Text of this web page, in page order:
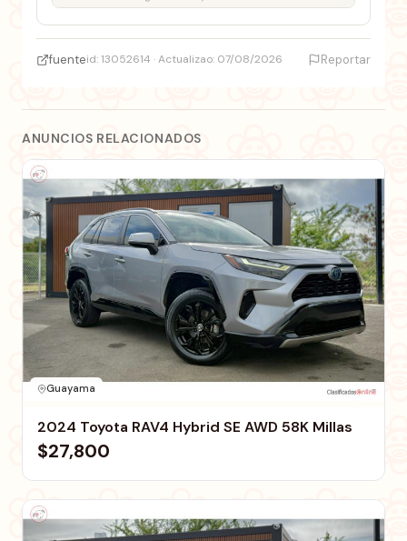
fuenteid: 13052614 · Actualizao: 07/08/2026 Reportar
ANUNCIOS RELACIONADOS
Guayama
2024 Toyota RAV4 Hybrid SE AWD 58K Millas
$27,800